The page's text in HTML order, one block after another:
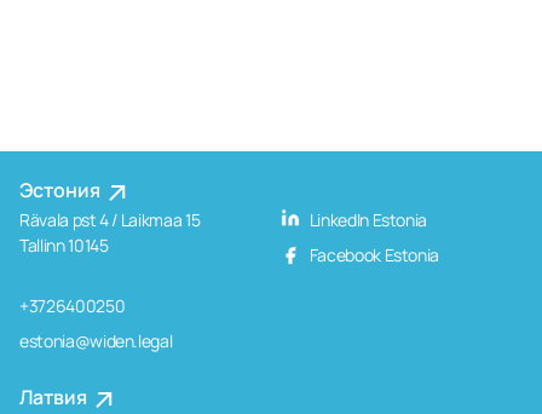
Эстония
Rävala pst 4 / Laikmaa 15
Tallinn 10145
+3726400250
estonia@widen.legal
LinkedIn Estonia
Facebook Estonia
Латвия